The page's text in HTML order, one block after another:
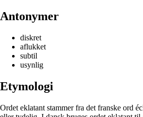
Antonymer
diskret
aflukket
subtil
usynlig
Etymologi
Ordet eklatant stammer fra det franske ord